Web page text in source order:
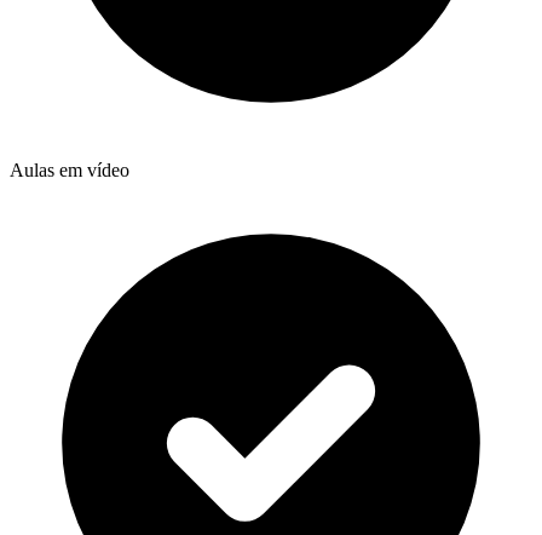
Aulas em vídeo